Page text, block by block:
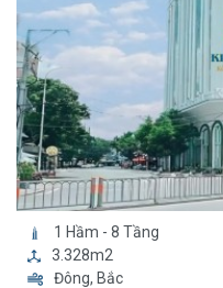
1 Hầm - 8 Tầng
3.328m2
Đông, Bắc